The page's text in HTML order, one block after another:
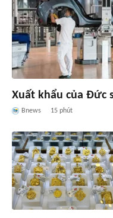
Xuất khẩu của Đức
Bnews 15 phút